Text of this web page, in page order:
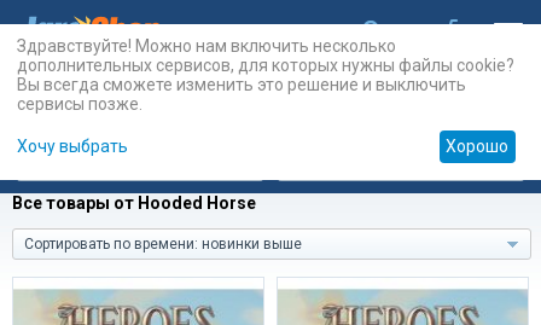
Карты Prepaid
Все товары от Hooded Horse
Сортировать по времени: новинки выше
Здравствуйте! Можно нам включить несколько
дополнительных сервисов, для которых нужны файлы cookie?
Вы всегда сможете изменить это решение и выключить
сервисы позже.
Хочу выбрать Хорошо